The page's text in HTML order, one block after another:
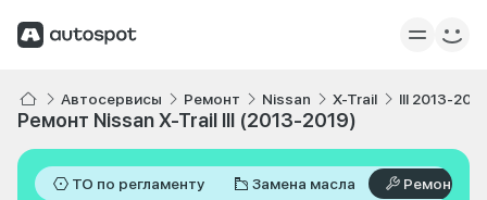
Автосервисы Ремонт Nissan X-Trail III 2013-2019
Ремонт Nissan X-Trail III (2013-2019)
ТО по регламенту Замена масла Ремонт